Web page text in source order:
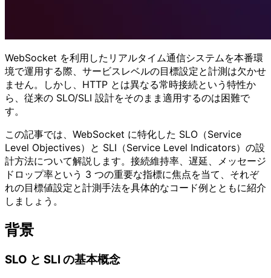
WebSocket を利用したリアルタイム通信システムを本番環
境で運用する際、サービスレベルの目標設定と計測は欠かせ
ません。しかし、HTTP とは異なる常時接続という特性か
ら、従来の SLO/SLI 設計をそのまま適用するのは困難で
す。
この記事では、WebSocket に特化した SLO（Service
Level Objectives）と SLI（Service Level Indicators）の設
計方法について解説します。接続維持率、遅延、メッセージ
ドロップ率という 3 つの重要な指標に焦点を当て、それぞ
れの目標値設定と計測手法を具体的なコード例とともに紹介
しましょう。
背景
SLO と SLI の基本概念